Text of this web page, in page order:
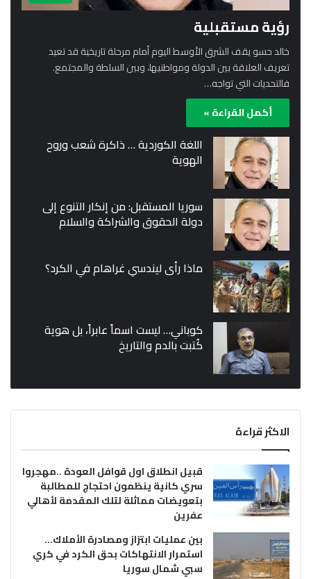
رؤية مستقبلية
خالد حسو يقف الشرق الأوسط اليوم أمام مرحلة تاريخية قد تعيد
تعريف العلاقة بين الدولة ومواطنيها، وبين السلطة والمجتمع.
فالتحديات التي تواجه…
أكمل القراءة »
اللغة الكوردية … ذاكرة شعب وروح
الهوية
سوريا المستقبل: من إنكار التنوع إلى
دولة الحقوق والشراكة والسلام
ماذا رأى ليندسي غراهام في الكرد؟
كوباني… ليست اسماً عابراً، بل هوية
كُتبت بالدم والتاريخ
الاكثر قراءة
قبيل انطلاق اول قوافل العودة ..مهجروا
سري كانية ينظمون احتجاج للمطالبة
بتعويضات مماثلة لتلك المقدمة لأهالي
عفرين
بين عمليات ابتزاز ومصادرة الأملاك…
استمرار الانتهاكات بحق الكرد في كري
سبي شمال سوريا